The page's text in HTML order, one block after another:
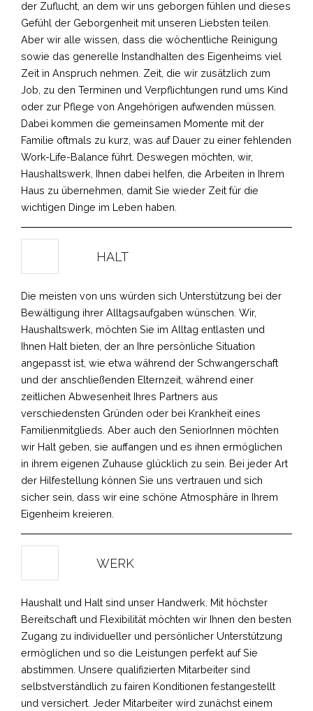
der Zuflucht, an dem wir uns geborgen fühlen und dieses
Gefühl der Geborgenheit mit unseren Liebsten teilen.
Aber wir alle wissen, dass die wöchentliche Reinigung
sowie das generelle Instandhalten des Eigenheims viel
Zeit in Anspruch nehmen. Zeit, die wir zusätzlich zum
Job, zu den Terminen und Verpflichtungen rund ums Kind
oder zur Pflege von Angehörigen aufwenden müssen.
Dabei kommen die gemeinsamen Momente mit der
Familie oftmals zu kurz, was auf Dauer zu einer fehlenden
Work-Life-Balance führt. Deswegen möchten, wir,
Haushaltswerk, Ihnen dabei helfen, die Arbeiten in Ihrem
Haus zu übernehmen, damit Sie wieder Zeit für die
wichtigen Dinge im Leben haben.
HALT
Die meisten von uns würden sich Unterstützung bei der
Bewältigung ihrer Alltagsaufgaben wünschen. Wir,
Haushaltswerk, möchten Sie im Alltag entlasten und
Ihnen Halt bieten, der an Ihre persönliche Situation
angepasst ist, wie etwa während der Schwangerschaft
und der anschließenden Elternzeit, während einer
zeitlichen Abwesenheit Ihres Partners aus
verschiedensten Gründen oder bei Krankheit eines
Familienmitglieds. Aber auch den SeniorInnen möchten
wir Halt geben, sie auffangen und es ihnen ermöglichen
in ihrem eigenen Zuhause glücklich zu sein. Bei jeder Art
der Hilfestellung können Sie uns vertrauen und sich
sicher sein, dass wir eine schöne Atmosphäre in Ihrem
Eigenheim kreieren.
WERK
Haushalt und Halt sind unser Handwerk. Mit höchster
Bereitschaft und Flexibilität möchten wir Ihnen den besten
Zugang zu individueller und persönlicher Unterstützung
ermöglichen und so die Leistungen perfekt auf Sie
abstimmen. Unsere qualifizierten Mitarbeiter sind
selbstverständlich zu fairen Konditionen festangestellt
und versichert. Jeder Mitarbeiter wird zunächst einem